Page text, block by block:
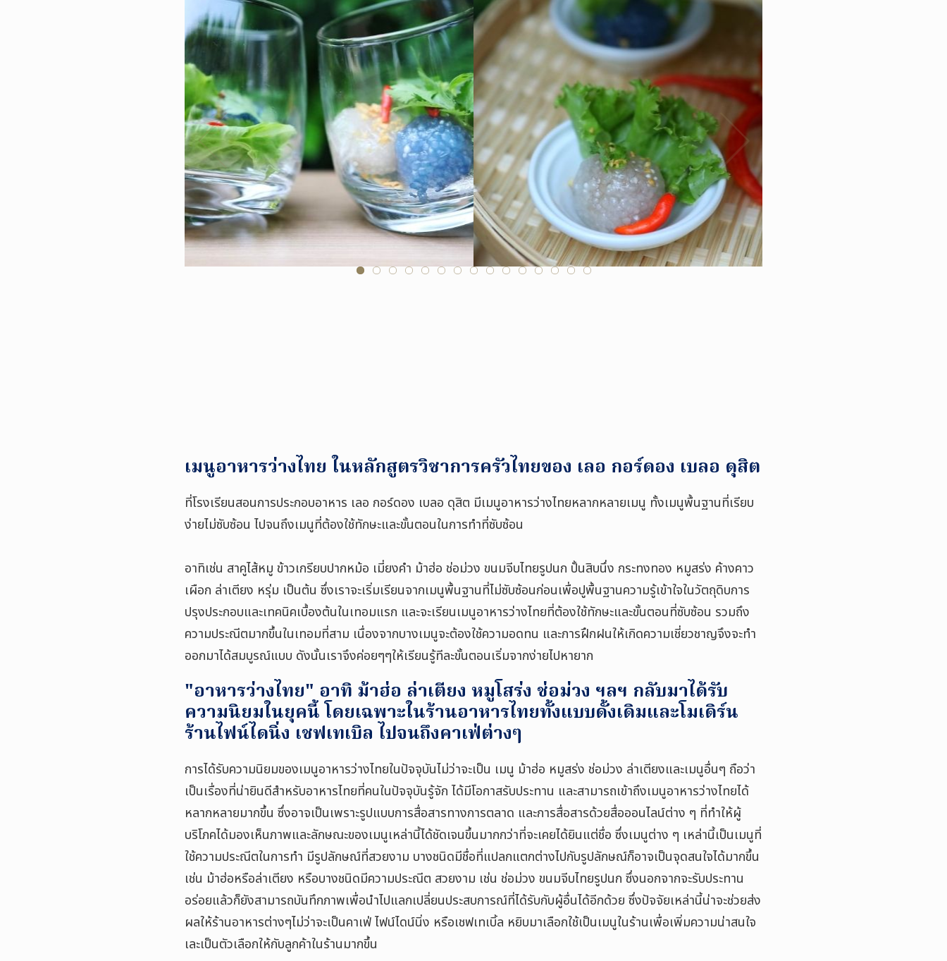
เมนูอาหารว่างไทย ในหลักสูตรวิชาการครัวไทยของ เลอ กอร์ดอง เบลอ ดุสิต
ที่โรงเรียนสอนการประกอบอาหาร เลอ กอร์ดอง เบลอ ดุสิต มีเมนูอาหารว่างไทยหลากหลายเมนู ทั้งเมนูพื้นฐานที่เรียบ
ง่ายไม่ซับซ้อน ไปจนถึงเมนูที่ต้องใช้ทักษะและขั้นตอนในการทำที่ซับซ้อน
อาทิเช่น สาคูไส้หมู ข้าวเกรียบปากหม้อ เมี่ยงคำ ม้าฮ่อ ช่อม่วง ขนมจีบไทยรูปนก ปั้นสิบนึ่ง กระทงทอง หมูสร่ง ค้างคาว
เผือก ล่าเตียง หรุ่ม เป็นต้น ซึ่งเราจะเริ่มเรียนจากเมนูพื้นฐานที่ไม่ซับซ้อนก่อนเพื่อปูพื้นฐานความรู้เข้าใจในวัตถุดิบการ
ปรุงประกอบและเทคนิคเบื้องต้นในเทอมแรก และจะเรียนเมนูอาหารว่างไทยที่ต้องใช้ทักษะและขั้นตอนที่ซับซ้อน รวมถึง
ความประณีตมากขึ้นในเทอมที่สาม เนื่องจากบางเมนูจะต้องใช้ความอดทน และการฝึกฝนให้เกิดความเชี่ยวชาญจึงจะทำ
ออกมาได้สมบูรณ์แบบ ดังนั้นเราจึงค่อยๆๆให้เรียนรู้ทีละขั้นตอนเริ่มจากง่ายไปหายาก
"อาหารว่างไทย" อาทิ ม้าฮ่อ ล่าเตียง หมูโสร่ง ช่อม่วง ฯลฯ กลับมาได้รับ
ความนิยมในยุคนี้ โดยเฉพาะในร้านอาหารไทยทั้งแบบดั้งเดิมและโมเดิร์น
ร้านไฟน์ไดนิ่ง เชฟเทเบิล ไปจนถึงคาเฟ่ต่างๆ
การได้รับความนิยมของเมนูอาหารว่างไทยในปัจจุบันไม่ว่าจะเป็น เมนู ม้าฮ่อ หมูสร่ง ช่อม่วง ล่าเตียงและเมนูอื่นๆ ถือว่า
เป็นเรื่องที่น่ายินดีสำหรับอาหารไทยที่คนในปัจจุบันรู้จัก ได้มีโอกาสรับประทาน และสามารถเข้าถึงเมนูอาหารว่างไทยได้
หลากหลายมากขึ้น ซึ่งอาจเป็นเพราะรูปแบบการสื่อสารทางการตลาด และการสื่อสารด้วยสื่อออนไลน์ต่าง ๆ ที่ทำให้ผู้
บริโภคได้มองเห็นภาพและลักษณะของเมนูเหล่านี้ได้ชัดเจนขึ้นมากกว่าที่จะเคยได้ยินแต่ชื่อ ซึ่งเมนูต่าง ๆ เหล่านี้เป็นเมนูที่
ใช้ความประณีตในการทำ มีรูปลักษณ์ที่สวยงาม บางชนิดมีชื่อที่แปลกแตกต่างไปกับรูปลักษณ์ก็อาจเป็นจุดสนใจได้มากขึ้น
เช่น ม้าฮ่อหรือล่าเตียง หรือบางชนิดมีความประณีต สวยงาม เช่น ช่อม่วง ขนมจีบไทยรูปนก ซึ่งนอกจากจะรับประทาน
อร่อยแล้วก็ยังสามารถบันทึกภาพเพื่อนำไปแลกเปลี่ยนประสบการณ์ที่ได้รับกับผู้อื่นได้อีกด้วย ซึ่งปัจจัยเหล่านี้น่าจะช่วยส่ง
ผลให้ร้านอาหารต่างๆไม่ว่าจะเป็นคาเฟ่ ไฟน์ไดน์นิ่ง หรือเชฟเทเบิ้ล หยิบมาเลือกใช้เป็นเมนูในร้านเพื่อเพิ่มความน่าสนใจ
เละเป็นตัวเลือกให้กับลูกค้าในร้านมากขึ้น